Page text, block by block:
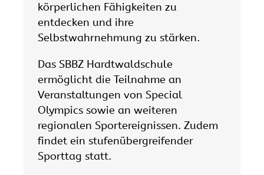
körperlichen Fähigkeiten zu
entdecken und ihre
Selbstwahrnehmung zu stärken.
Das SBBZ Hardtwaldschule
ermöglicht die Teilnahme an
Veranstaltungen von Special
Olympics sowie an weiteren
regionalen Sportereignissen. Zudem
findet ein stufenübergreifender
Sporttag statt.